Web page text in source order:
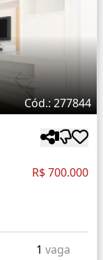
Cód.: 277844
R$ 700.000
1 vaga